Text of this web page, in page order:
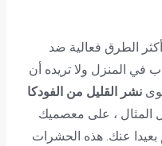
الطرق فعالية ضد
في المنزل ولا تريده أن
نشر القليل من الفودكا
المثال ، على معصميك
عنك. هذه الحشرات